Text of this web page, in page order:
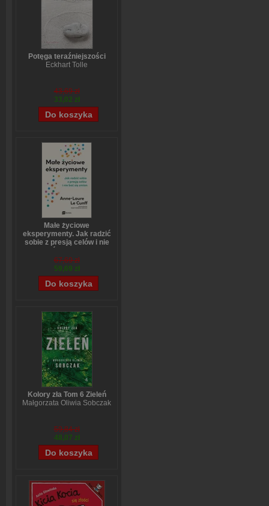
Potęga teraźniejszości
Eckhart Tolle
43,69 zł
33,02 zł
Małe życiowe
eksperymenty. Jak radzić
sobie z presją celów i nie
Anne-Laure LeCunff
67,69 zł
59,69 zł
Kolory zła Tom 6 Zieleń
Małgorzata Oliwia Sobczak
59,84 zł
48,07 zł